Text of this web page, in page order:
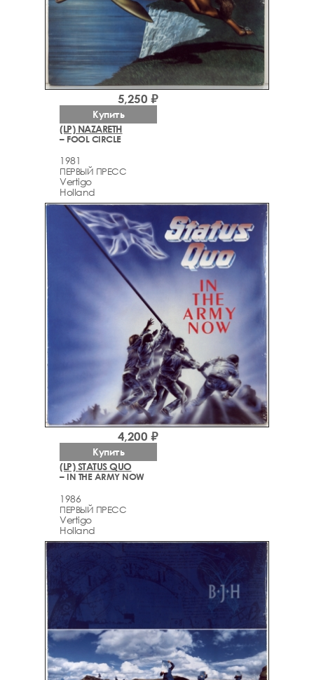
(LP) NAZARETH
– FOOL CIRCLE
1981
ПЕРВЫЙ ПРЕСС
Vertigo
Holland
5,250 ₽
Купить
(LP) STATUS QUO
– IN THE ARMY NOW
1986
ПЕРВЫЙ ПРЕСС
Vertigo
Holland
4,200 ₽
Купить